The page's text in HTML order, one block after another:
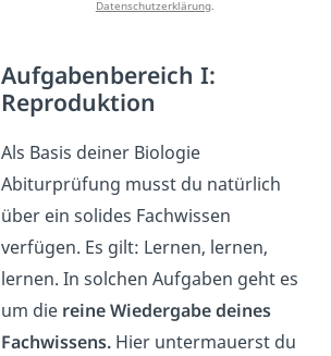
Datenschutzerklärung.
Aufgabenbereich I:
Reproduktion
Als Basis deiner Biologie
Abiturprüfung musst du natürlich
über ein solides Fachwissen
verfügen. Es gilt: Lernen, lernen,
lernen. In solchen Aufgaben geht es
um die reine Wiedergabe deines
Fachwissens. Hier untermauerst du